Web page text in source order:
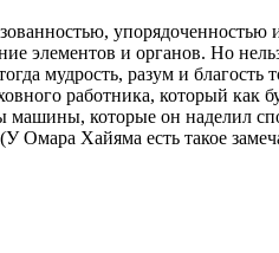
упорядоченностью
элементов и органов. Но
мудрость, разум и
работника, который как
которые он наделил
Омара Хайяма есть такое